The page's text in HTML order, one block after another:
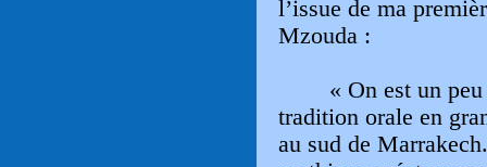
l’issue de ma
Mzouda :
« On est un
tradition orale en
au sud de